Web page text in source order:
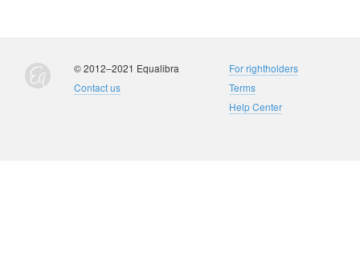
© 2012–2021 Equalibra
Contact us
For rightholders
Terms
Help Center